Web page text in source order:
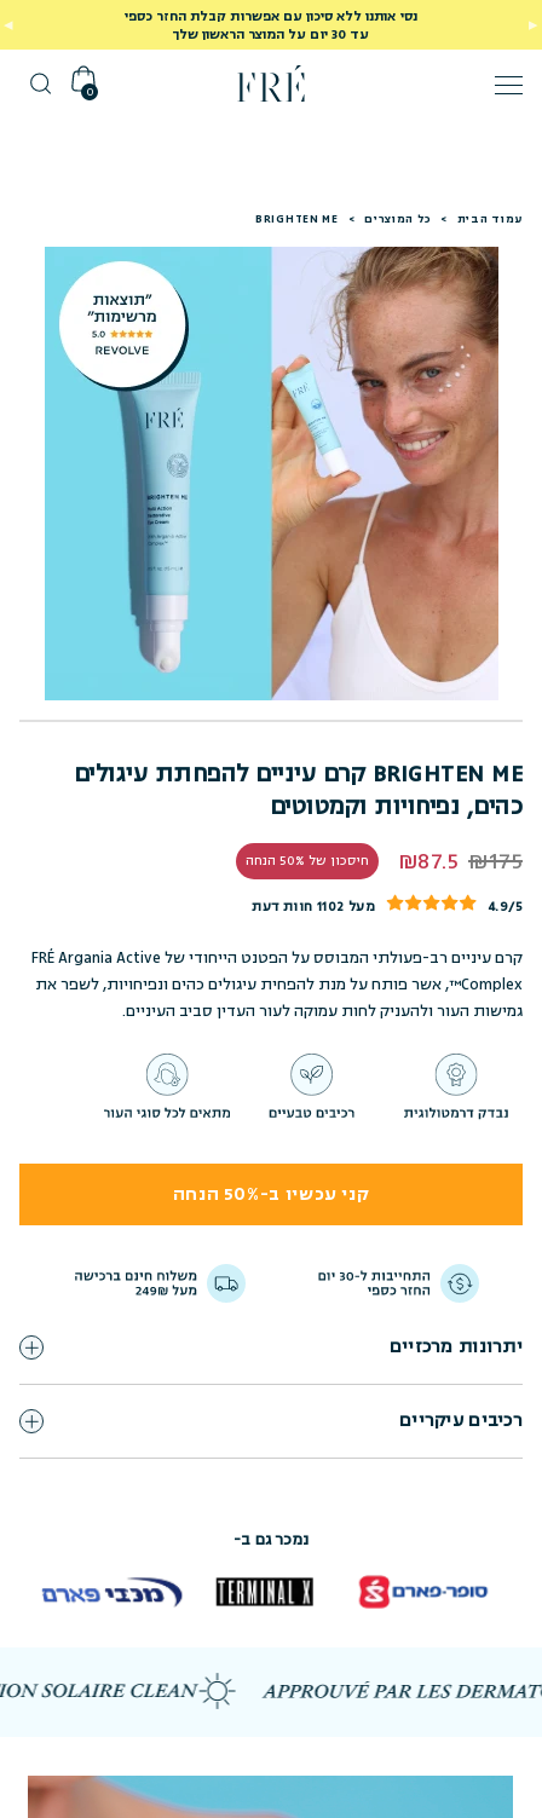
נסי אותנו ללא סיכון עם אפשרות קבלת החזר כספי
עד 30 יום על המוצר הראשון שלך
0
עמוד הבית > כל המוצרים >
BRIGHTEN ME
BRIGHTEN ME קרם עיניים להפחתת עיגולים
כהים, נפיחויות וקמטוטים
₪175
₪87.5 חיסכון של 50% הנחה
4.9/5 מעל 1102 חוות דעת
קרם עיניים רב-פעולתי המבוסס על הפטנט הייחודי של FRÉ Argania Active
Complex™, אשר פותח על מנת להפחית עיגולים כהים ונפיחויות, לשפר את
גמישות העור ולהעניק לחות עמוקה לעור העדין סביב העיניים.
קני עכשיו ב-50% הנחה
יתרונות מרכזיים
רכיבים עיקריים
נמכר גם ב-